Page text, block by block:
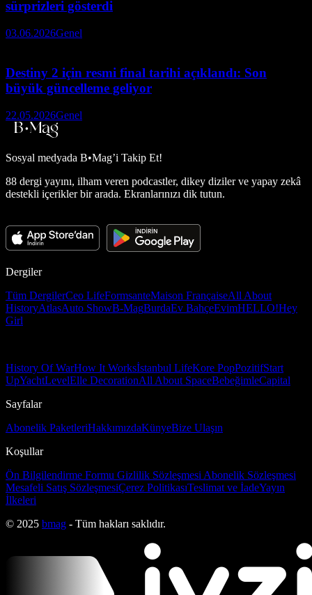
sürprizleri gösterdi
03.06.2026Genel
Destiny 2 için resmi final tarihi açıklandı: Son
büyük güncelleme geliyor
22.05.2026Genel
Sosyal medyada B•Mag’i Takip Et!
88 dergi yayını, ilham veren podcastler, dikey diziler ve yapay zekâ
destekli içerikler bir arada. Ekranlarınızı dik tutun.
Dergiler
Tüm DergilerCeo LifeFormsanteMaison FrançaiseAll About
HistoryAtlasAuto ShowB-MagBurdaEv BahçeEvimHELLO!Hey
Girl
History Of WarHow It Worksİstanbul LifeKore PopPozitifStart
UpYachtLevelElle DecorationAll About SpaceBebeğimleCapital
Sayfalar
Abonelik PaketleriHakkımızdaKünyeBize Ulaşın
Koşullar
Ön Bilgilendirme Formu Gizlilik Sözleşmesi Abonelik Sözleşmesi
Mesafeli Satış SözleşmesiÇerez PolitikasıTeslimat ve İadeYayın
İlkeleri
© 2025 bmag - Tüm hakları saklıdır.